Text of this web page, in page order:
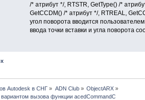
/* атрибут */, RTSTR, GetType() /*
GetCCDM() /* атрибут */, RTREAL,
угол поворота вводится
ввода точки вставки и угла поворота
Autodesk в СНГ » ADN Club» ObjectARX»
вызова функции acedCommandC